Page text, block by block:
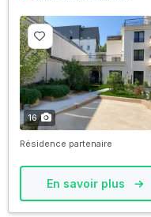
16
Résidence partenaire
En savoir plus